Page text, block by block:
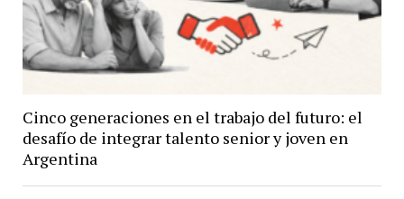
Cinco generaciones en el trabajo del futuro: el
desafío de integrar talento senior y joven en
Argentina